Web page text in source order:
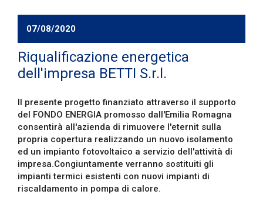
07/08/2020
Riqualificazione energetica
dell'impresa BETTI S.r.l.
Il presente progetto finanziato attraverso il supporto
del FONDO ENERGIA promosso dall'Emilia Romagna
consentirà all'azienda di rimuovere l'eternit sulla
propria copertura realizzando un nuovo isolamento
ed un impianto fotovoltaico a servizio dell'attività di
impresa.Congiuntamente verranno sostituiti gli
impianti termici esistenti con nuovi impianti di
riscaldamento in pompa di calore.